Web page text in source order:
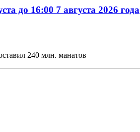
до 16:00 7 августа 2026 года
240 млн. манатов